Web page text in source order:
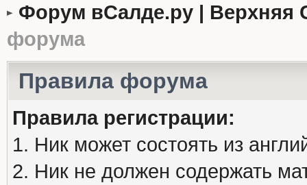
Форум вСалде.ру | Верхняя
форума
Правила форума
Правила регистрации:
1. Ник может состоять из
2. Ник не должен содержать